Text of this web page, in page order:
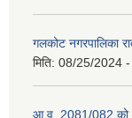
गलकोट नगरपालिका
मिति: 08/25/2024
आ.व. 2081/082 को